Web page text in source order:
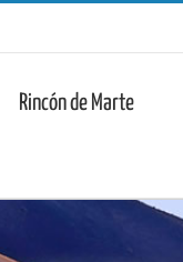
Rincón de Marte